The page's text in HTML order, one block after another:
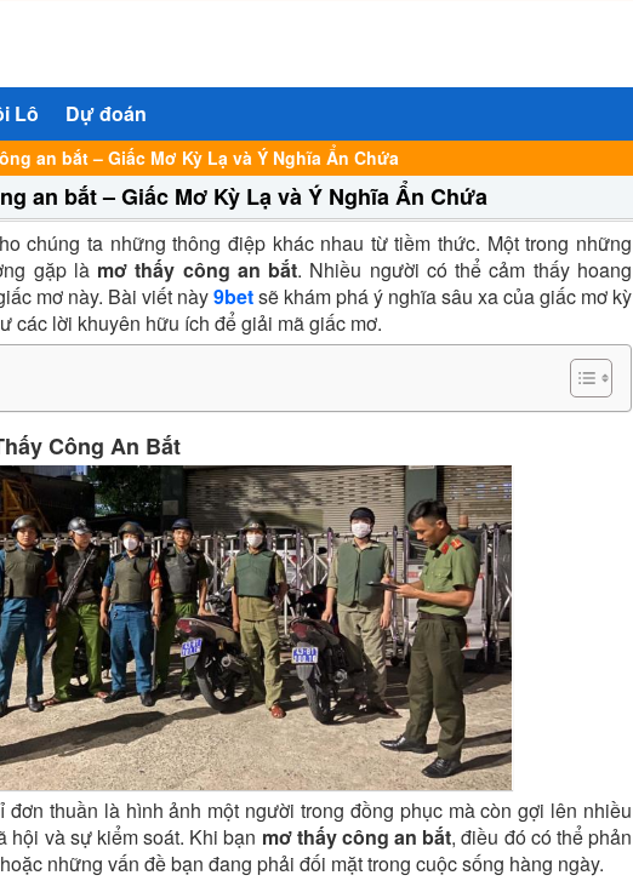
Lô Dự đoán
an bắt – Giấc Mơ Kỳ Lạ và Ý Nghĩa Ẩn Chứa
an bắt – Giấc Mơ Kỳ Lạ và Ý Nghĩa Ẩn Chứa
chúng ta những thông điệp khác nhau từ tiềm thức. Một trong những
gặp là mơ thấy công an bắt. Nhiều người có thể cảm thấy hoang
mơ này. Bài viết này9betsẽ khám phá ý nghĩa sâu xa của giấc mơ kỳ
các lời khuyên hữu ích để giải mã giấc mơ.
Công An Bắt
thuần là hình ảnh một người trong đồng phục mà còn gợi lên nhiều
hội và sự kiểm soát. Khi bạn mơ thấy công an bắt, điều đó có thể phản
những vấn đề bạn đang phải đối mặt trong cuộc sống hàng ngày.